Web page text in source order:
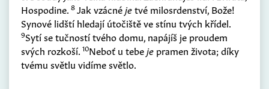
Hospodine. 8Jak vzácnéjetvé milosrdenství, Bože!
Synové lidští hledají útočiště ve stínu tvých křídel.
9Sytí se tučností tvého domu, napájíš je proudem
svých rozkoší. 10Neboť u tebeje pramen života; díky
tvému světlu vidíme světlo.